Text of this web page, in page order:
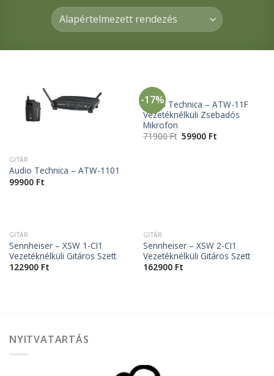
GITÁR
Audio Technica – ATW-1101
99900 Ft
-17%
GITÁR
Audio Technica – ATW-11F
Vezetéknélküli Zsebadós
Mikrofon
71900Ft 59900 Ft
GITÁR
Sennheiser – XSW 1-CI1
Vezetéknélküli Gitáros Szett
122900 Ft
GITÁR
Sennheiser – XSW 2-CI1
Vezetéknélküli Gitáros Szett
162900 Ft
NYITVATARTÁS